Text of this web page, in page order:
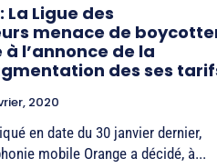
La Ligue des
menace de
l’annonce de la
des ses
2020
en date du 30 janvier dernier,
mobile Orange a décidé, à...